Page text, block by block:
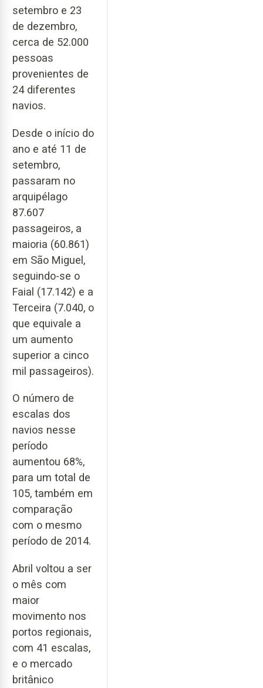
setembro e 23
de dezembro,
cerca de 52.000
pessoas
provenientes de
24 diferentes
navios.
Desde o início do
ano e até 11 de
setembro,
passaram no
arquipélago
87.607
passageiros, a
maioria (60.861)
em São Miguel,
seguindo-se o
Faial (17.142) e a
Terceira (7.040, o
que equivale a
um aumento
superior a cinco
mil passageiros).
O número de
escalas dos
navios nesse
período
aumentou 68%,
para um total de
105, também em
comparação
com o mesmo
período de 2014.
Abril voltou a ser
o mês com
maior
movimento nos
portos regionais,
com 41 escalas,
e o mercado
britânico